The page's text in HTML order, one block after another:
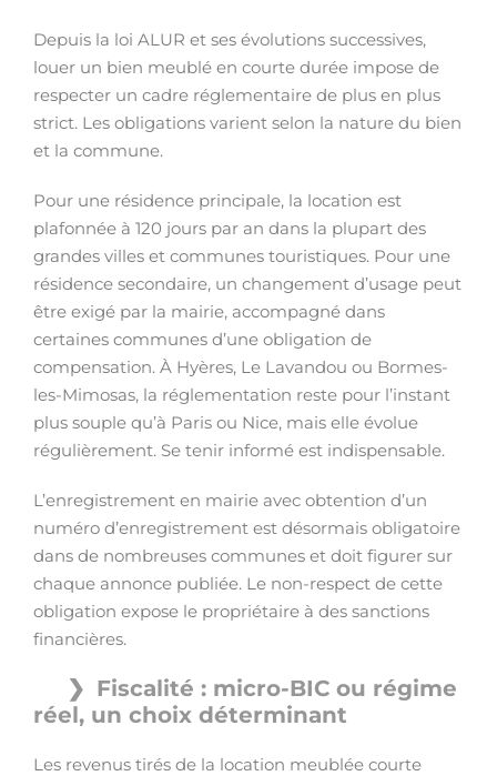
Depuis la loi ALUR et ses évolutions successives,
louer un bien meublé en courte durée impose de
respecter un cadre réglementaire de plus en plus
strict. Les obligations varient selon la nature du bien
et la commune.
Pour une résidence principale, la location est
plafonnée à 120 jours par an dans la plupart des
grandes villes et communes touristiques. Pour une
résidence secondaire, un changement d’usage peut
être exigé par la mairie, accompagné dans
certaines communes d’une obligation de
compensation. À Hyères, Le Lavandou ou Bormes-
les-Mimosas, la réglementation reste pour l’instant
plus souple qu’à Paris ou Nice, mais elle évolue
régulièrement. Se tenir informé est indispensable.
L’enregistrement en mairie avec obtention d’un
numéro d’enregistrement est désormais obligatoire
dans de nombreuses communes et doit figurer sur
chaque annonce publiée. Le non-respect de cette
obligation expose le propriétaire à des sanctions
financières.
Fiscalité : micro-BIC ou régime
réel, un choix déterminant
Les revenus tirés de la location meublée courte